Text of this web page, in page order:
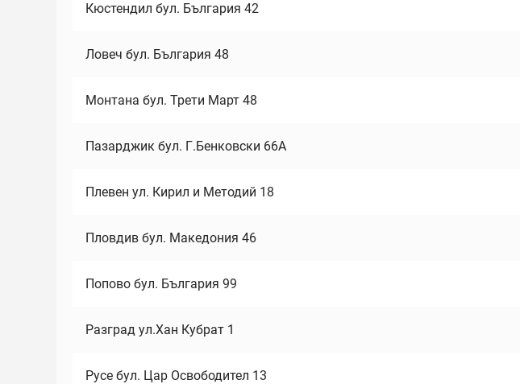
Кюстендил бул. България 42
Ловеч бул. България 48
Монтана бул. Трети Март 48
Пазарджик бул. Г.Бенковски 66А
Плевен ул. Кирил и Методий 18
Пловдив бул. Македония 46
Попово бул. България 99
Разград ул.Хан Кубрат 1
Русе бул. Цар Освободител 13